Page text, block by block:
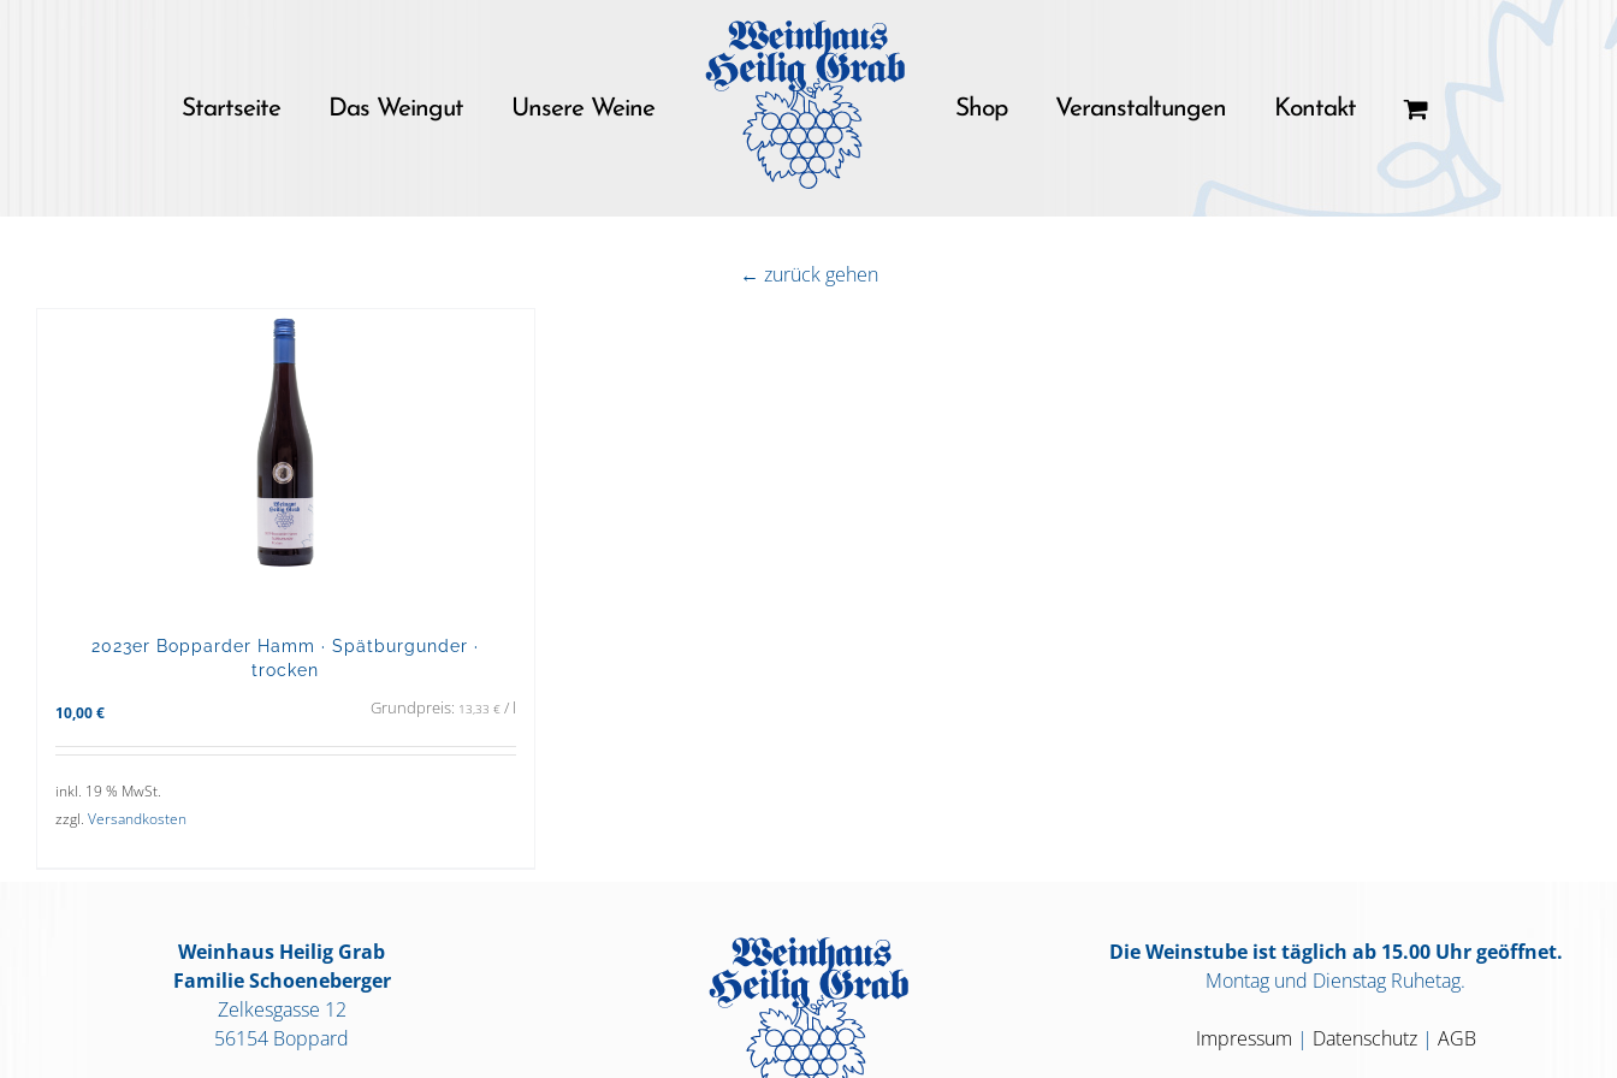
Startseite Das Weingut Unsere Weine Shop Veranstaltungen Kontakt
← zurück gehen
2023er Bopparder Hamm · Spätburgunder ·
trocken
10,00 € Grundpreis: 13,33 €/ l
inkl. 19 % MwSt.
zzgl. Versandkosten
Weinhaus Heilig Grab
Familie Schoeneberger
Zelkesgasse 12
56154 Boppard
Die Weinstube ist täglich ab 15.00 Uhr geöffnet.
Montag und Dienstag Ruhetag.
Impressum | Datenschutz| AGB